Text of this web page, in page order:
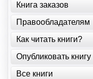
Книга заказов
Правообладателям
Как читать книги?
Опубликовать книгу
Все книги